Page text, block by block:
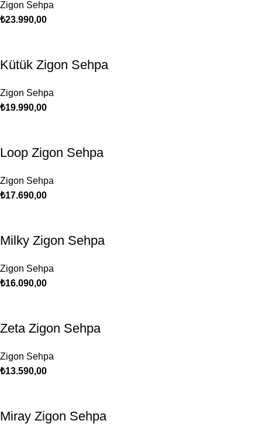
Zigon Sehpa
₺23.990,00
Kütük Zigon Sehpa
Zigon Sehpa
₺19.990,00
Loop Zigon Sehpa
Zigon Sehpa
₺17.690,00
Milky Zigon Sehpa
Zigon Sehpa
₺16.090,00
Zeta Zigon Sehpa
Zigon Sehpa
₺13.590,00
Miray Zigon Sehpa